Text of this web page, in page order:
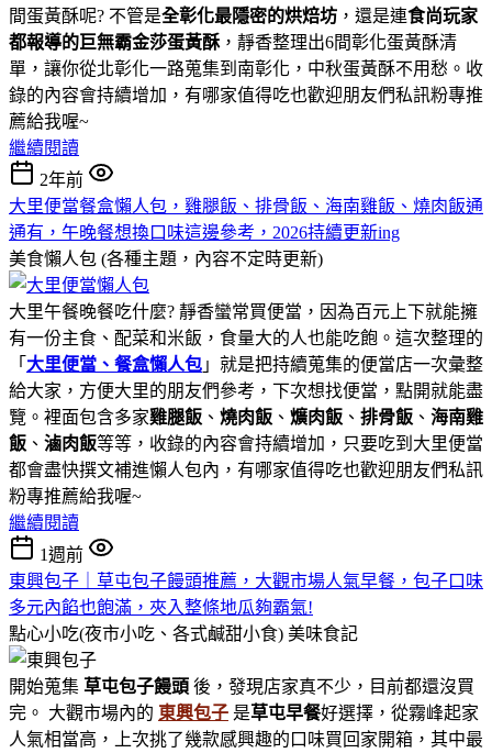
間蛋黃酥呢? 不管是全彰化最隱密的烘焙坊 ，還是連食尚玩家
都報導的巨無霸金莎蛋黃酥，靜香整理出6間彰化蛋黃酥清
單，讓你從北彰化一路蒐集到南彰化，中秋蛋黃酥不用愁。收
錄的內容會持續增加，有哪家值得吃也歡迎朋友們私訊粉專推
薦給我喔~
繼續閱讀
2年前
大里便當餐盒懶人包，雞腿飯、排骨飯、海南雞飯、燒肉飯通
通有，午晚餐想換口味這邊參考，2026持續更新ing
美食懶人包 (各種主題，內容不定時更新)
大里午餐晚餐吃什麼? 靜香蠻常買便當，因為百元上下就能擁
有一份主食、配菜和米飯，食量大的人也能吃飽。這次整理的
「 大里便當、餐盒懶人包 」就是把持續蒐集的便當店一次彙整
給大家，方便大里的朋友們參考，下次想找便當，點開就能盡
覽。裡面包含多家雞腿飯 、 燒肉飯 、 爌肉飯 、 排骨飯 、 海南雞
飯 、 滷肉飯等等，收錄的內容會持續增加，只要吃到大里便當
都會盡快撰文補進懶人包內，有哪家值得吃也歡迎朋友們私訊
粉專推薦給我喔~
繼續閱讀
1週前
東興包子｜草屯包子饅頭推薦，大觀市場人氣早餐，包子口味
多元內餡也飽滿，夾入整條地瓜夠霸氣!
點心小吃(夜市小吃、各式鹹甜小食) 美味食記
開始蒐集 草屯包子饅頭 後，發現店家真不少，目前都還沒買
完。 大觀市場內的 東興包子 是草屯早餐好選擇，從霧峰起家
人氣相當高，上次挑了幾款感興趣的口味買回家開箱，其中最